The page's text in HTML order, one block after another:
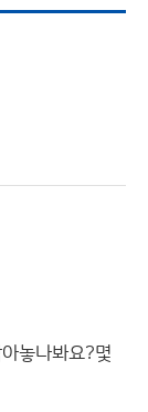
놓나봐요?몇